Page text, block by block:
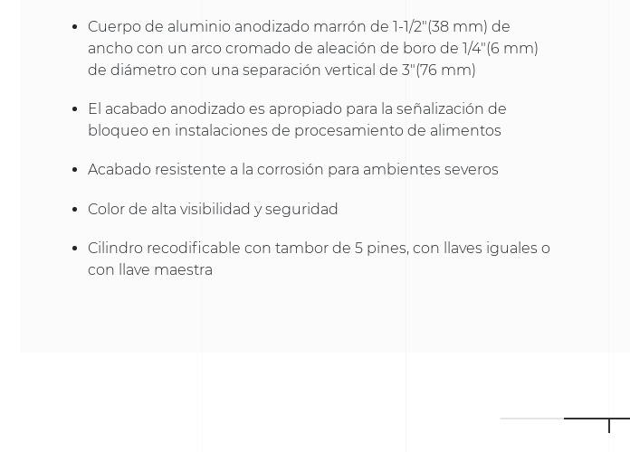
Cuerpo de aluminio anodizado marrón de 1-1/2"(38 mm) de
ancho con un arco cromado de aleación de boro de 1/4"(6 mm)
de diámetro con una separación vertical de 3"(76 mm)
El acabado anodizado es apropiado para la señalización de
bloqueo en instalaciones de procesamiento de alimentos
Acabado resistente a la corrosión para ambientes severos
Color de alta visibilidad y seguridad
Cilindro recodificable con tambor de 5 pines, con llaves iguales o
con llave maestra